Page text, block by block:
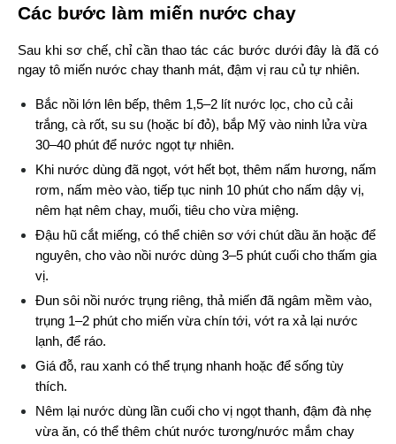
Các bước làm miến nước chay
Sau khi sơ chế, chỉ cần thao tác các bước dưới đây là đã có
ngay tô miến nước chay thanh mát, đậm vị rau củ tự nhiên.
Bắc nồi lớn lên bếp, thêm 1,5–2 lít nước lọc, cho củ cải
trắng, cà rốt, su su (hoặc bí đỏ), bắp Mỹ vào ninh lửa vừa
30–40 phút để nước ngọt tự nhiên.
Khi nước dùng đã ngọt, vớt hết bọt, thêm nấm hương, nấm
rơm, nấm mèo vào, tiếp tục ninh 10 phút cho nấm dậy vị,
nêm hạt nêm chay, muối, tiêu cho vừa miệng.
Đậu hũ cắt miếng, có thể chiên sơ với chút dầu ăn hoặc để
nguyên, cho vào nồi nước dùng 3–5 phút cuối cho thấm gia
vị.
Đun sôi nồi nước trụng riêng, thả miến đã ngâm mềm vào,
trụng 1–2 phút cho miến vừa chín tới, vớt ra xả lại nước
lạnh, để ráo.
Giá đỗ, rau xanh có thể trụng nhanh hoặc để sống tùy
thích.
Nêm lại nước dùng lần cuối cho vị ngọt thanh, đậm đà nhẹ
vừa ăn, có thể thêm chút nước tương/nước mắm chay